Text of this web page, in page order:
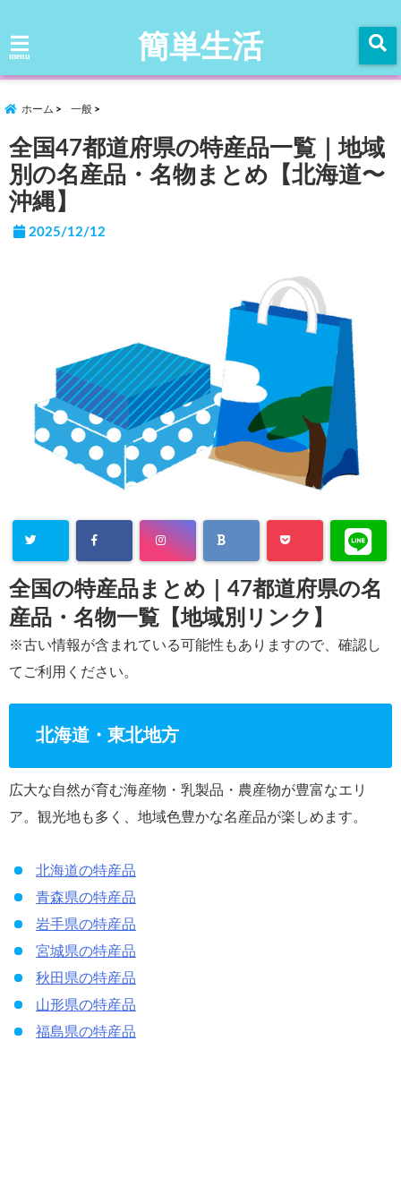
menu 簡単生活
ホーム 一般
全国47都道府県の特産品一覧｜地域
別の名産品・名物まとめ【北海道〜
沖縄】
2025/12/12
全国の特産品まとめ｜47都道府県の名
産品・名物一覧【地域別リンク】
※古い情報が含まれている可能性もありますので、確認し
てご利用ください。
北海道・東北地方
広大な自然が育む海産物・乳製品・農産物が豊富なエリ
ア。観光地も多く、地域色豊かな名産品が楽しめます。
北海道の特産品
青森県の特産品
岩手県の特産品
宮城県の特産品
秋田県の特産品
山形県の特産品
福島県の特産品